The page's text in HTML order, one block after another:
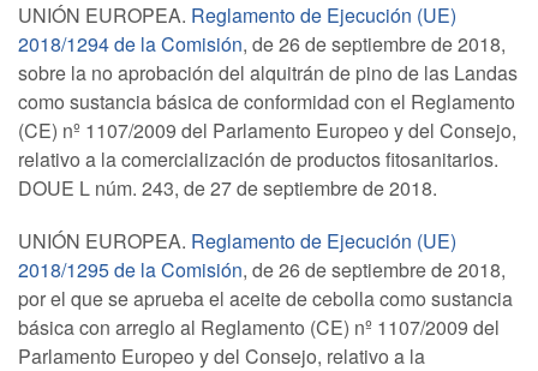
UNIÓN EUROPEA. Reglamento de Ejecución (UE)
2018/1294 de la Comisión, de 26 de septiembre de 2018,
sobre la no aprobación del alquitrán de pino de las Landas
como sustancia básica de conformidad con el Reglamento
(CE) nº 1107/2009 del Parlamento Europeo y del Consejo,
relativo a la comercialización de productos fitosanitarios.
DOUE L núm. 243, de 27 de septiembre de 2018.
UNIÓN EUROPEA. Reglamento de Ejecución (UE)
2018/1295 de la Comisión, de 26 de septiembre de 2018,
por el que se aprueba el aceite de cebolla como sustancia
básica con arreglo al Reglamento (CE) nº 1107/2009 del
Parlamento Europeo y del Consejo, relativo a la